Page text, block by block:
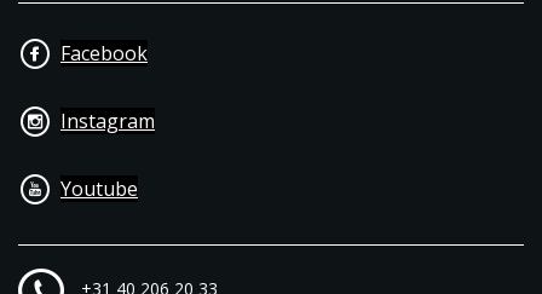
Facebook
Instagram
Youtube
+31 40 206 20 33